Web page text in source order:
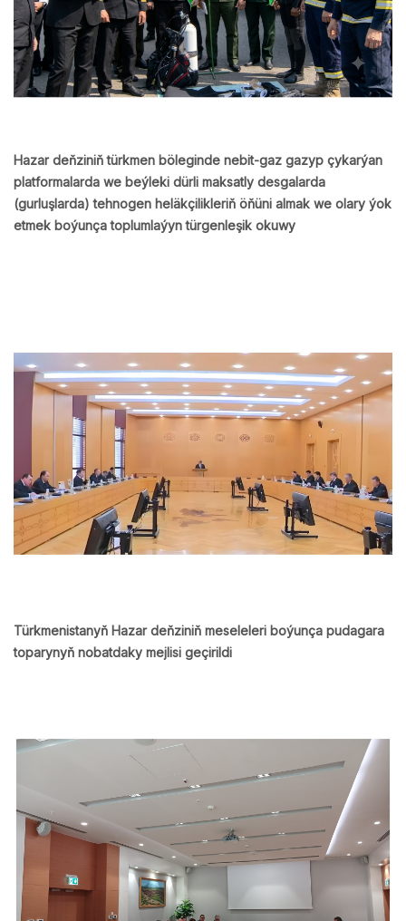
Hazar deňziniň türkmen böleginde nebit-gaz gazyp çykarýan
platformalarda we beýleki dürli maksatly desgalarda
(gurluşlarda) tehnogen heläkçilikleriň öňüni almak we olary ýok
etmek boýunça toplumlaýyn türgenleşik okuwy
Türkmenistanyň Hazar deňziniň meseleleri boýunça pudagara
toparynyň nobatdaky mejlisi geçirildi